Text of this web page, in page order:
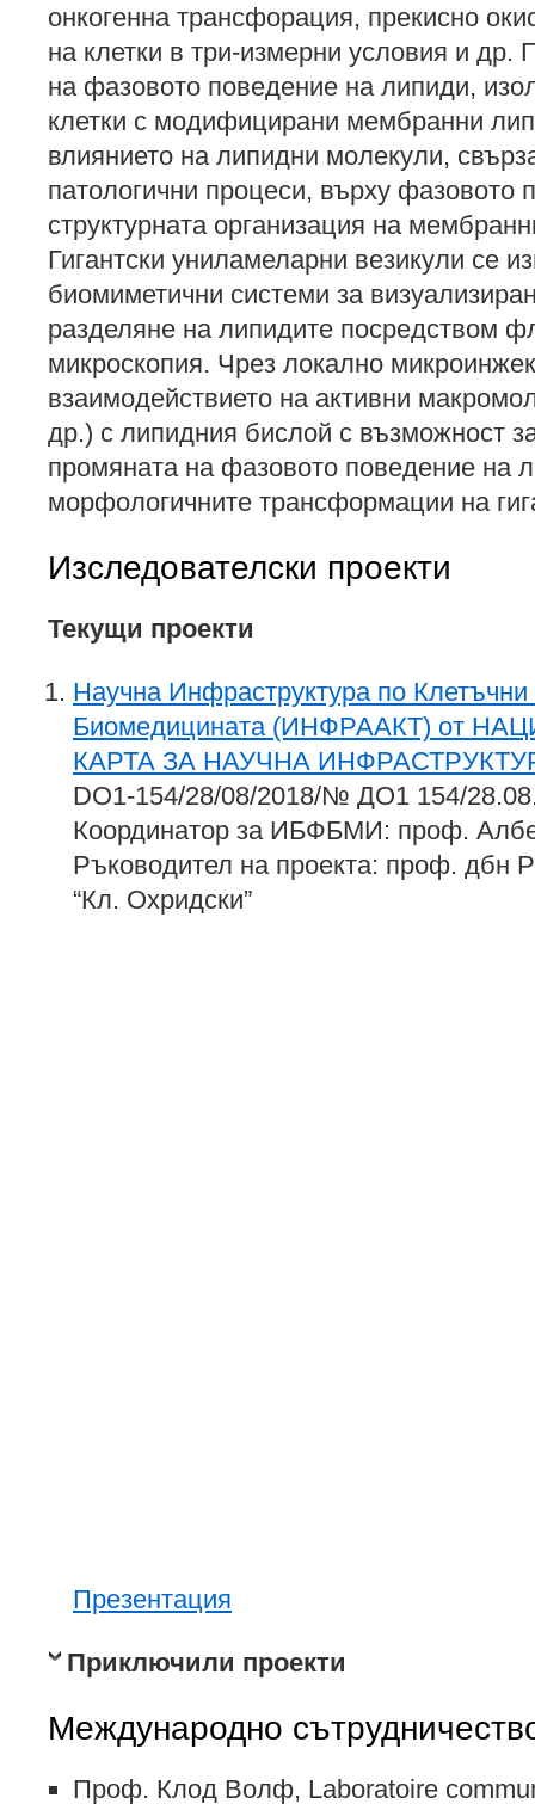
онкогенна трансфорация, прекисно
на клетки в три-измерни условия и др.
на фазовото поведение на липиди,
клетки с модифицирани мембранни
влиянието на липидни молекули,
патологични процеси, върху фазовото
структурната организация на
Гигантски униламеларни везикули се
биомиметични системи за
разделяне на липидите посредством
микроскопия. Чрез локално
взаимодействието на активни
др.) с липидния бислой с възможност
промяната на фазовото поведение на
морфологичните трансформации на
Изследователски проекти
Текущи проекти
Научна Инфраструктура по Клетъчни
Биомедицината (ИНФРААКТ) от
КАРТА ЗА НАУЧНА
DO1-154/28/08/2018/№ ДО1 154/
Координатор за ИБФБМИ: проф.
Ръководител на проекта: проф. дбн
“Кл. Охридски”
Презентация
Приключили проекти
Международно
Проф. Клод Волф, Laboratoire